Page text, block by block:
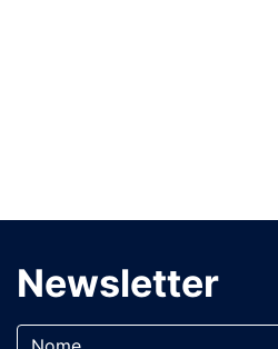
Newsletter